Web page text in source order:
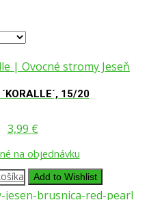
15/20
3,99 €
na objednávku
Add to Wishlist